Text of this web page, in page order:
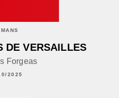
DE VERSAILLES
Forgeas
2025